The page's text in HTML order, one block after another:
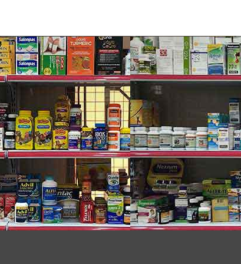
2 in 1 Body Wash and